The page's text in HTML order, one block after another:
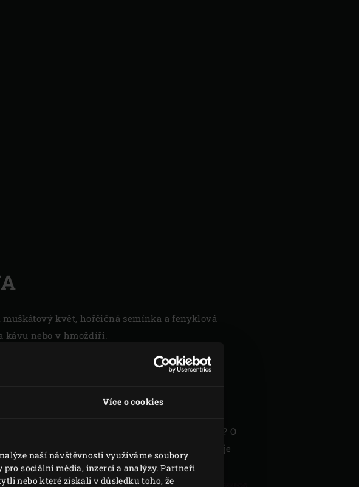
Více o cookies
naší návštěvnosti využíváme soubory
sociální média, inzerci a analýzy. Partneři
nebo které získali v důsledku toho, že
květ, hořčičná semínka a fenyklová
kávu nebo v hmoždíři.
nádobě, dokud ji nebudete muset použít.
O správném určování množství pro potírání? O
jak je kombinovat vzhledem k surovinám jako je
blogu odomácích kořenících směsích.